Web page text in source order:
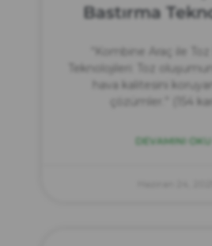
Bastırma
“Kombine Araç ile
Teknolojileri: Toz
hava kalitesini
çözümler.” (154
DEVAMINI